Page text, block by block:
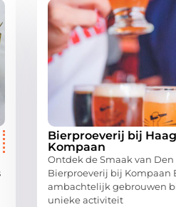
Bierproeverij bij
Kompaan
Ontdek de Smaak van
Bierproeverij bij Kompaan
ambachtelijk gebrouwen
unieke activiteit